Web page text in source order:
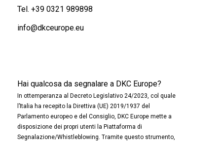
Tel. +39 0321 989898
info@dkceurope.eu
Hai qualcosa da segnalare a DKC Europe?
In ottemperanza al Decreto Legislativo 24/2023, col quale
l’Italia ha recepito la Direttiva (UE) 2019/1937 del
Parlamento europeo e del Consiglio, DKC Europe mette a
disposizione dei propri utenti la Piattaforma di
Segnalazione/Whistleblowing. Tramite questo strumento,